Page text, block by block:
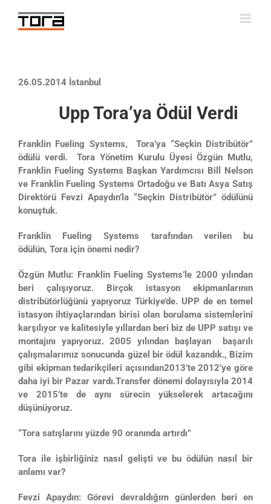
content
26.05.2014 İstanbul
Upp Tora’ya Ödül Verdi
Franklin Fueling Systems, Tora’ya “Seçkin Distribütör”
ödülü verdi. Tora Yönetim Kurulu Üyesi Özgün Mutlu,
Franklin Fueling Systems Başkan Yardımcısı Bill Nelson
ve Franklin Fueling Systems Ortadoğu ve Batı Asya Satış
Direktörü Fevzi Apaydın’la “Seçkin Distribütör” ödülünü
konuştuk.
Franklin Fueling Systems tarafından verilen bu
ödülün, Tora için önemi nedir?
Özgün Mutlu: Franklin Fueling Systems’le 2000 yılından
beri çalışıyoruz. Birçok istasyon ekipmanlarının
distribütörlüğünü yapıyoruz Türkiye’de. UPP de en temel
istasyon ihtiyaçlarından birisi olan borulama sistemlerini
karşılıyor ve kalitesiyle yıllardan beri biz de UPP satışı ve
montajını yapıyoruz. 2005 yılından başlayan başarılı
çalışmalarımız sonucunda güzel bir ödül kazandık., Bizim
gibi ekipman tedarikçileri açısından2013’te 2012’ye göre
daha iyi bir Pazar vardı.Transfer dönemi dolayısıyla 2014
ve 2015’te de aynı sürecin yükselerek artacağını
düşünüyoruz.
“Tora satışlarını yüzde 90 oranında artırdı”
Tora ile işbirliğiniz nasıl gelişti ve bu ödülün nasıl bir
anlamı var?
Fevzi Apaydın: Görevi devraldığım günlerden beri en